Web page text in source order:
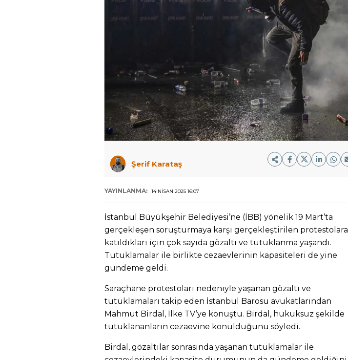
Şerif Karataş
YAYINLANMA: 14 NISAN 2025 16:07
İstanbul Büyükşehir Belediyesi’ne (İBB) yönelik 19 Mart’ta
gerçekleşen soruşturmaya karşı gerçekleştirilen protestolara
katıldıkları için çok sayıda gözaltı ve tutuklanma yaşandı.
Tutuklamalar ile birlikte cezaevlerinin kapasiteleri de yine
gündeme geldi.
Saraçhane protestoları nedeniyle yaşanan gözaltı ve
tutuklamaları takip eden İstanbul Barosu avukatlarından
Mahmut Birdal, İlke TV’ye konuştu. Birdal, hukuksuz şekilde
tutuklananların cezaevine konulduğunu söyledi.
Birdal, gözaltılar sonrasında yaşanan tutuklamalar ile